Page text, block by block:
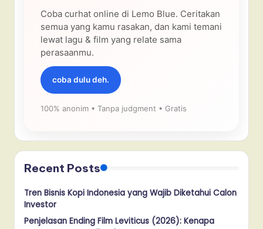
Coba curhat online di Lemo Blue. Ceritakan
semua yang kamu rasakan, dan kami temani
lewat lagu & film yang relate sama
perasaanmu.
coba dulu deh.
100% anonim • Tanpa judgment • Gratis
Recent Posts
Tren Bisnis Kopi Indonesia yang Wajib Diketahui Calon
Investor
Penjelasan Ending Film Leviticus (2026): Kenapa